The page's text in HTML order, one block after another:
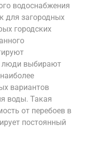
водоснабжения
для загородных
городских
люди выбирают
вариантов
воды. Такая
от перебоев в
постоянный